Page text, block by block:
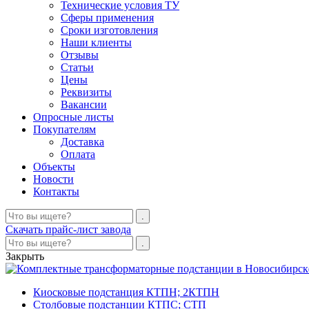
Технические условия ТУ
Сферы применения
Сроки изготовления
Наши клиенты
Отзывы
Статьи
Цены
Реквизиты
Вакансии
Опросные листы
Покупателям
Доставка
Оплата
Объекты
Новости
Контакты
Скачать прайс-лист завода
Закрыть
Киосковые подстанция КТПН; 2КТПН
Столбовые подстанции КТПС; СТП